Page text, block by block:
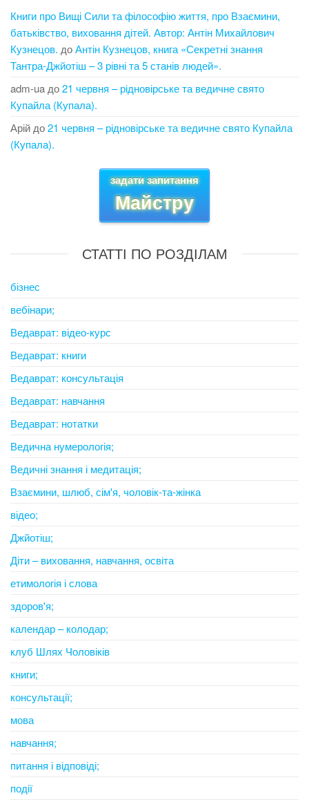
Книги про Вищі Сили та філософію життя, про Взаємини,
батьківство, виховання дітей. Автор: Антін Михайлович
Кузнецов. доАнтін Кузнецов, книга «Секретні знання
Тантра-Джйотіш – 3 рівні та 5 станів людей».
adm-ua до21 червня – рідновірське та ведичне свято
Купайла (Купала).
Арій до21 червня – рідновірське та ведичне свято Купайла
(Купала).
задати запитання
Майстру
СТАТТІ ПО РОЗДІЛАМ
бізнес
вебінари;
Ведаврат: відео-курс
Ведаврат: книги
Ведаврат: консультація
Ведаврат: навчання
Ведаврат: нотатки
Ведична нумерологія;
Ведичні знання і медитація;
Взаємини, шлюб, сім'я, чоловік-та-жінка
відео;
Джйотіш;
Діти – виховання, навчання, освіта
етимологія і слова
здоров'я;
календар – колодар;
клуб Шлях Чоловіків
книги;
консультації;
мова
навчання;
питання і відповіді;
події